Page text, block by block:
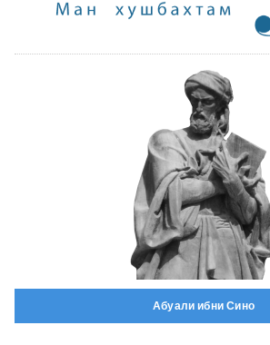
Абуали ибни Сино